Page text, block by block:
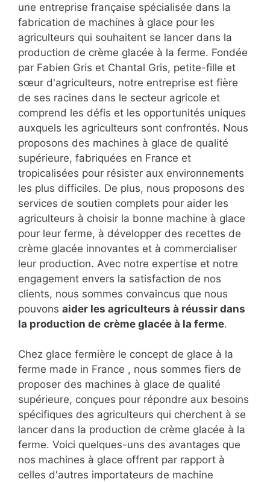
une entreprise française spécialisée dans la
fabrication de machines à glace pour les
agriculteurs qui souhaitent se lancer dans la
production de crème glacée à la ferme. Fondée
par Fabien Gris et Chantal Gris, petite-fille et
sœur d'agriculteurs, notre entreprise est fière
de ses racines dans le secteur agricole et
comprend les défis et les opportunités uniques
auxquels les agriculteurs sont confrontés. Nous
proposons des machines à glace de qualité
supérieure, fabriquées en France et
tropicalisées pour résister aux environnements
les plus difficiles. De plus, nous proposons des
services de soutien complets pour aider les
agriculteurs à choisir la bonne machine à glace
pour leur ferme, à développer des recettes de
crème glacée innovantes et à commercialiser
leur production. Avec notre expertise et notre
engagement envers la satisfaction de nos
clients, nous sommes convaincus que nous
pouvons aider les agriculteurs à réussir dans
la production de crème glacée à la ferme.
Chez glace fermière le concept de glace à la
ferme made in France , nous sommes fiers de
proposer des machines à glace de qualité
supérieure, conçues pour répondre aux besoins
spécifiques des agriculteurs qui cherchent à se
lancer dans la production de crème glacée à la
ferme. Voici quelques-uns des avantages que
nos machines à glace offrent par rapport à
celles d'autres importateurs de machine